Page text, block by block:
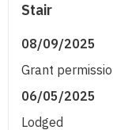
Stair
08/09/2025
Grant
06/05/2025
Lodged